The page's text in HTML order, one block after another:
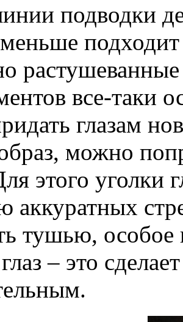
подводки
все-таки
глазам
можно
этого уголки
тушью,
– это